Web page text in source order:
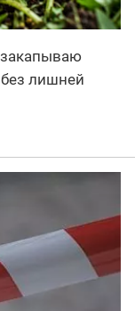
без лишней